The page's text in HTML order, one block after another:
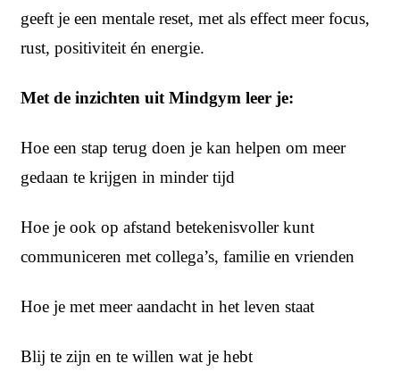
geeft je een mentale reset, met als effect meer focus,
rust, positiviteit én energie.
Met de inzichten uit Mindgym leer je:
Hoe een stap terug doen je kan helpen om meer
gedaan te krijgen in minder tijd
Hoe je ook op afstand betekenisvoller kunt
communiceren met collega’s, familie en vrienden
Hoe je met meer aandacht in het leven staat
Blij te zijn en te willen wat je hebt